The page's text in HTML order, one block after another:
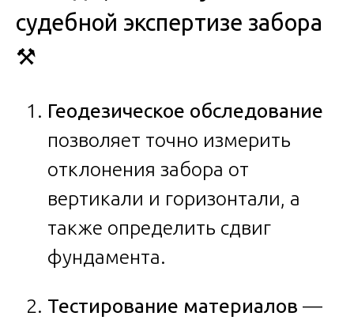
судебной экспертизе забора
⚒️
Геодезическое обследование
позволяет точно измерить
отклонения забора от
вертикали и горизонтали, а
также определить сдвиг
фундамента.
Тестирование материалов —